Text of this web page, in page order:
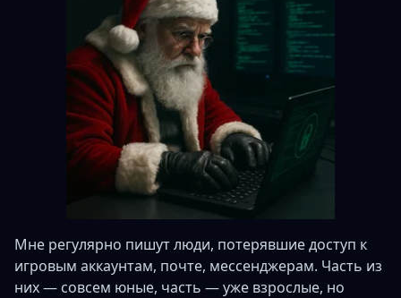
Мне регулярно пишут люди, потерявшие доступ к
игровым аккаунтам, почте, мессенджерам. Часть из
них — совсем юные, часть — уже взрослые, но